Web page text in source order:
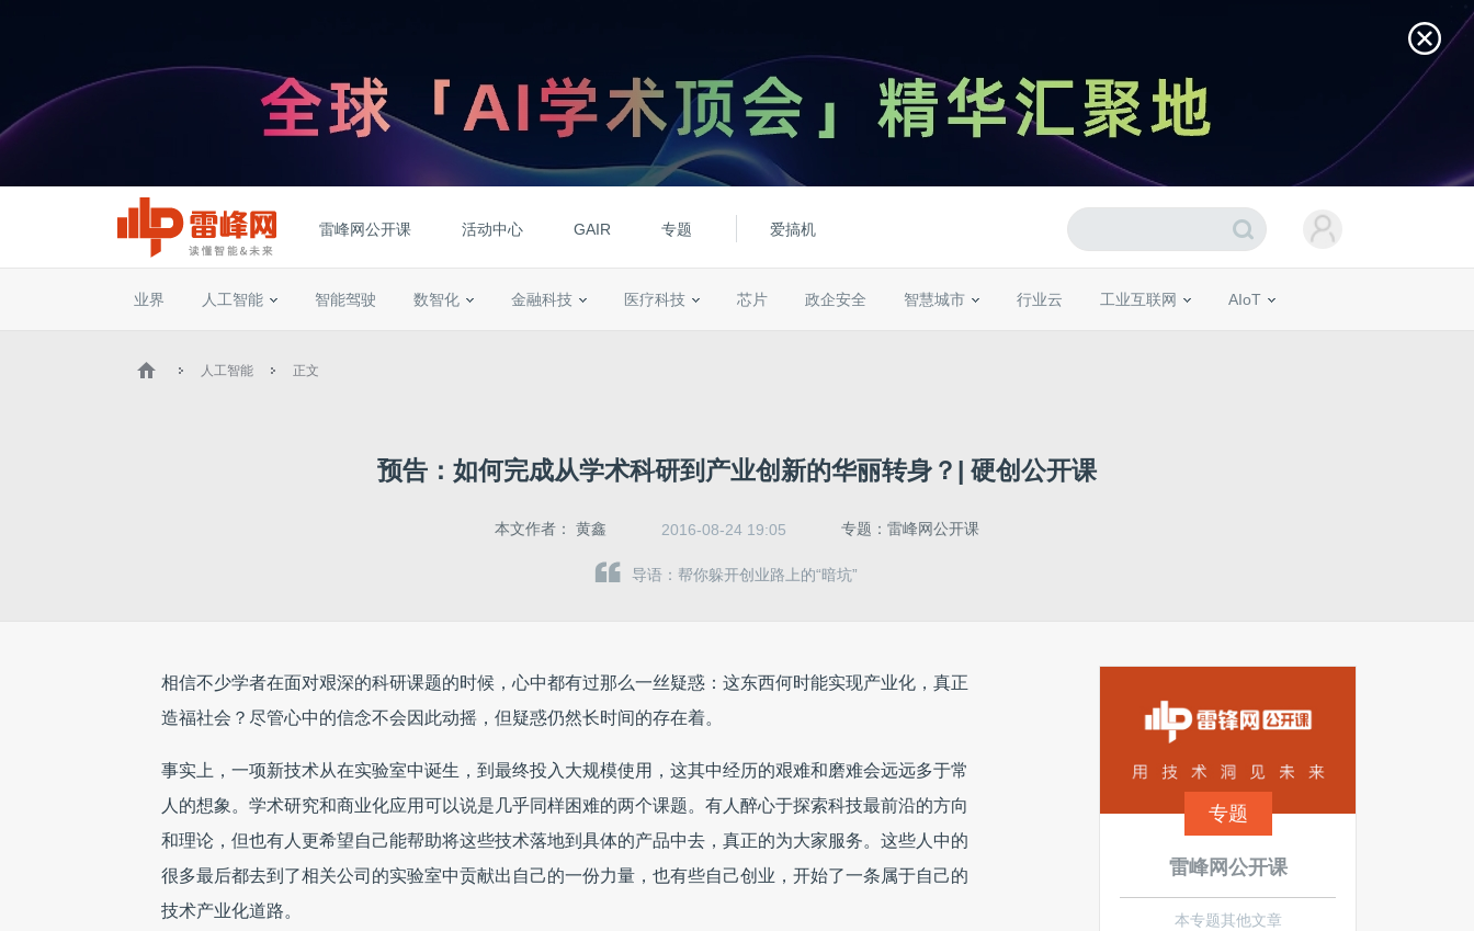
雷峰网公开课 活动中心 GAIR 专题 爱搞机
业界 人工智能 智能驾驶 数智化 金融科技 医疗科技 芯片 政企安全 智慧城市 行业云 工业互联网 AIoT
人工智能 正文
预告：如何完成从学术科研到产业创新的华丽转身？| 硬创公开课
本文作者： 黄鑫 2016-08-24 19:05 专题：雷峰网公开课
导语：帮你躲开创业路上的“暗坑”
相信不少学者在面对艰深的科研课题的时候，心中都有过那么一丝疑惑：这东西何时能实现产业化，真正
造福社会？尽管心中的信念不会因此动摇，但疑惑仍然长时间的存在着。
事实上，一项新技术从在实验室中诞生，到最终投入大规模使用，这其中经历的艰难和磨难会远远多于常
人的想象。学术研究和商业化应用可以说是几乎同样困难的两个课题。有人醉心于探索科技最前沿的方向
和理论，但也有人更希望自己能帮助将这些技术落地到具体的产品中去，真正的为大家服务。这些人中的
很多最后都去到了相关公司的实验室中贡献出自己的一份力量，也有些自己创业，开始了一条属于自己的
技术产业化道路。
专题
雷峰网公开课
本专题其他文章